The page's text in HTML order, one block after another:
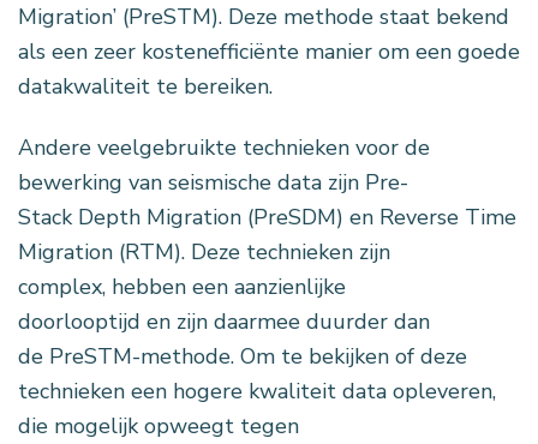
Migration’ (PreSTM). Deze methode staat bekend
als een zeer kostenefficiënte manier om een goede
datakwaliteit te bereiken.
Andere veelgebruikte technieken voor de
bewerking van seismische data zijn Pre-
Stack Depth Migration (PreSDM) en Reverse Time
Migration (RTM). Deze technieken zijn
complex, hebben een aanzienlijke
doorlooptijd en zijn daarmee duurder dan
de PreSTM-methode. Om te bekijken of deze
technieken een hogere kwaliteit data opleveren,
die mogelijk opweegt tegen